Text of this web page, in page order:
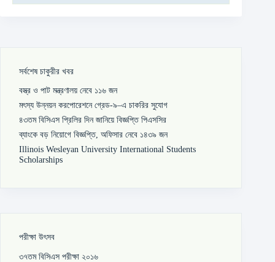
সর্বশেষ চাকুরীর খবর
বস্ত্র ও পাট মন্ত্রণালয় নেবে ১১৬ জন
মৎস্য উন্নয়ন করপোরেশনে গ্রেড-৯–এ চাকরির সুযোগ
৪৩তম বিসিএস প্রিলির দিন জানিয়ে বিজ্ঞপ্তি পিএসসির
ব্যাংকে বড় নিয়োগে বিজ্ঞপ্তি, অফিসার নেবে ১৪৩৯ জন
Illinois Wesleyan University International Students
Scholarships
পরীক্ষা উৎসব
৩৭তম বিসিএস পরীক্ষা ২০১৬